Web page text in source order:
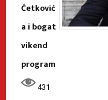
Ćetković
a i bogat
vikend
program
431